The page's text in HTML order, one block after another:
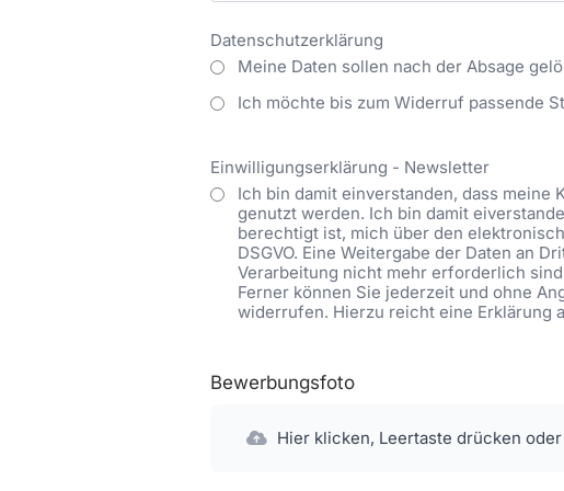
Datenschutzerklärung
Meine Daten sollen nach der Absage
Ich möchte bis zum Widerruf passende
Einwilligungserklärung - Newsletter
Ich bin damit einverstanden, dass meine
genutzt werden. Ich bin damit
berechtigt ist, mich über den
DSGVO. Eine Weitergabe der Daten an
Verarbeitung nicht mehr erforderlich
Ferner können Sie jederzeit und ohne
widerrufen. Hierzu reicht eine Erklärung
Bewerbungsfoto
Hier klicken, Leertaste drücken